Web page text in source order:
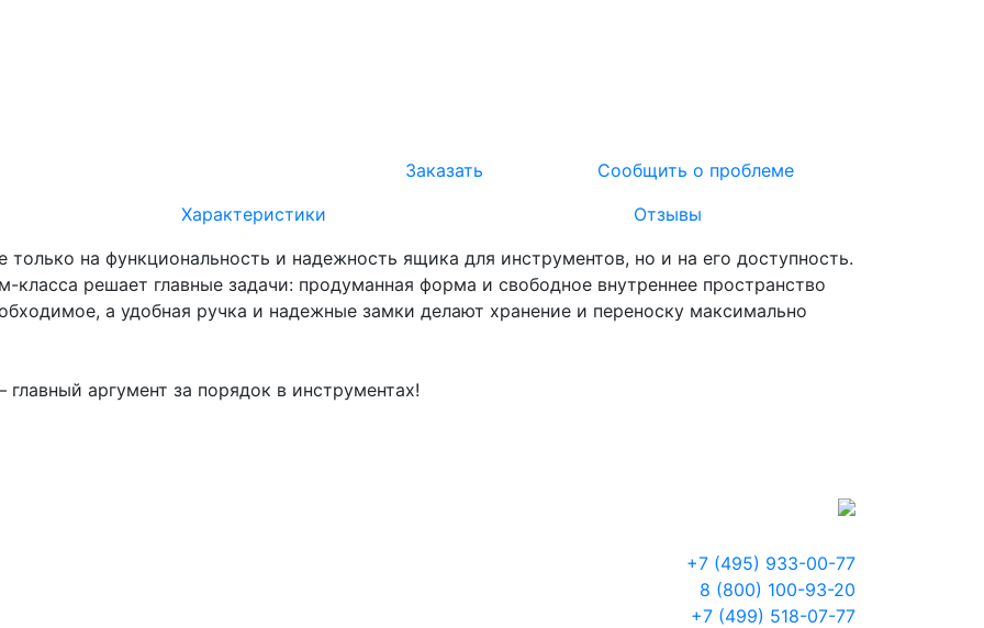
Заказать
Сообщить о проблеме
Характеристики
Отзывы
на функциональность и надежность ящика для инструментов, но и на его доступность.
решает главные задачи: продуманная форма и свободное внутреннее пространство
а удобная ручка и надежные замки делают хранение и переноску максимально
аргумент за порядок в инструментах!
+7 (495) 933-00-77
8 (800) 100-93-20
+7 (499) 518-07-77